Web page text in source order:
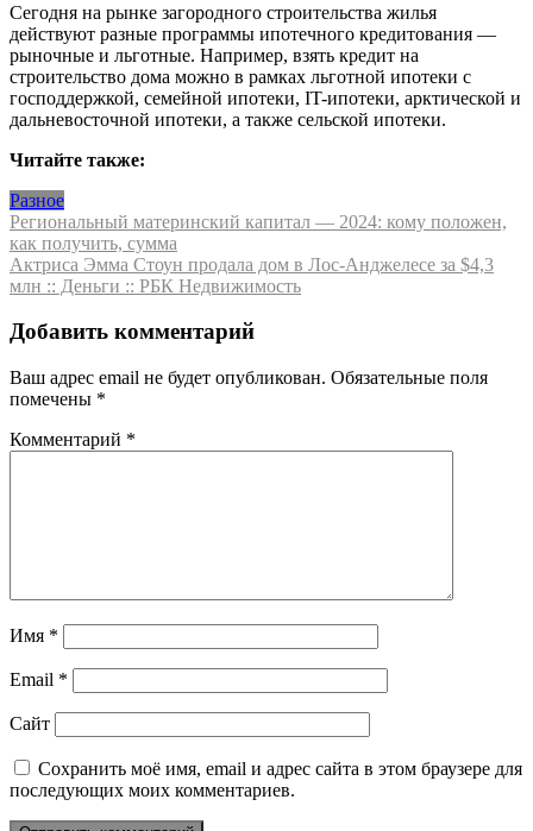
Сегодня на рынке загородного строительства жилья
действуют разные программы ипотечного кредитования —
рыночные и льготные. Например, взять кредит на
строительство дома можно в рамках льготной ипотеки с
господдержкой, семейной ипотеки, IT-ипотеки, арктической и
дальневосточной ипотеки, а также сельской ипотеки.
Читайте также:
Разное
Навигация
по
записям
Региональный материнский капитал — 2024: кому положен,
как получить, сумма
Актриса Эмма Стоун продала дом в Лос-Анджелесе за $4,3
млн :: Деньги :: РБК Недвижимость
Добавить комментарий
Ваш адрес email не будет опубликован. Обязательные поля
помечены *
Комментарий *
Имя *
Email *
Сайт
Сохранить моё имя, email и адрес сайта в этом браузере для
последующих моих комментариев.